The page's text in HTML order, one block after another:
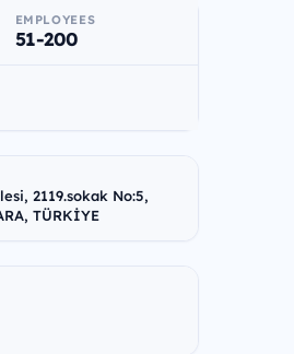
EMPLOYEES
51-200
2119.sokak No:5,
TÜRKİYE